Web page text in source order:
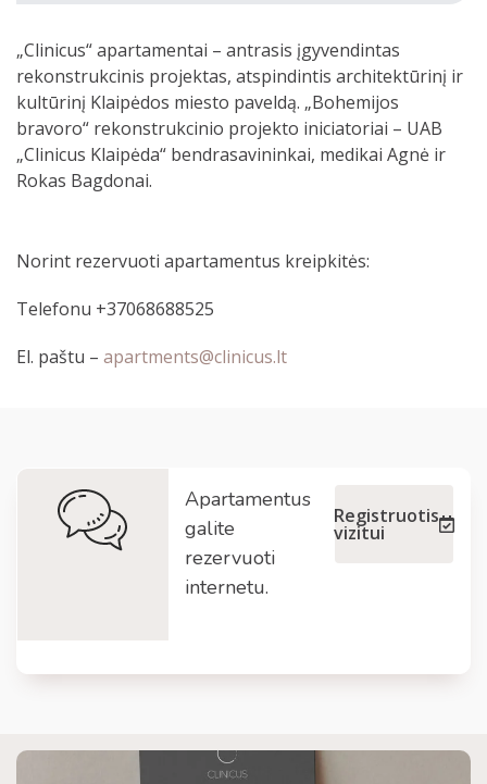
„Clinicus“ apartamentai – antrasis įgyvendintas
rekonstrukcinis projektas, atspindintis architektūrinį ir
kultūrinį Klaipėdos miesto paveldą. „Bohemijos
bravoro“ rekonstrukcinio projekto iniciatoriai – UAB
„Clinicus Klaipėda“ bendrasavininkai, medikai Agnė ir
Rokas Bagdonai.
Norint rezervuoti apartamentus kreipkitės:
Telefonu +37068688525
El. paštu – apartments@clinicus.lt
Apartamentus
galite
rezervuoti
internetu.
Registruotis
vizitui